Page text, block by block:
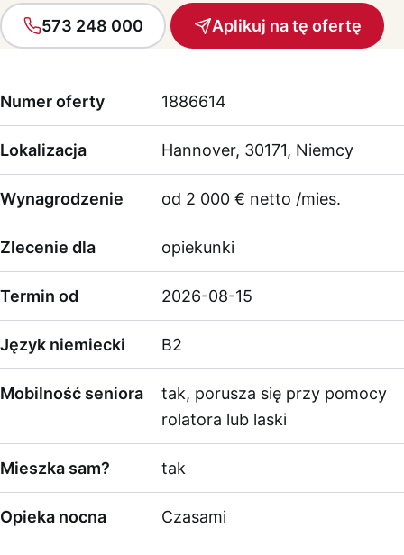
573 248 000
Aplikuj na tę ofertę
Numer oferty 1886614
Lokalizacja Hannover, 30171, Niemcy
Wynagrodzenie od 2 000 € netto /mies.
Zlecenie dla opiekunki
Termin od 2026-08-15
Język niemiecki B2
Mobilność seniora
tak, porusza się przy pomocy
rolatora lub laski
Mieszka sam? tak
Opieka nocna Czasami